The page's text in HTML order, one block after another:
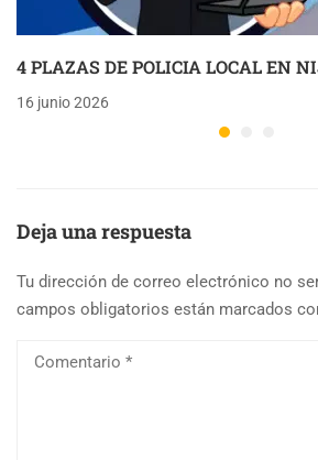
4 PLAZAS DE POLICIA LOCAL EN
16 junio 2026
Deja una respuesta
Tu dirección de correo electrónico no
campos obligatorios están marcados